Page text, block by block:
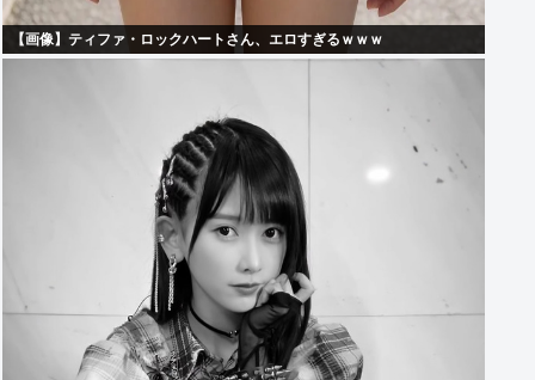
【画像】ティファ・ロックハートさん、エロすぎるｗｗｗ